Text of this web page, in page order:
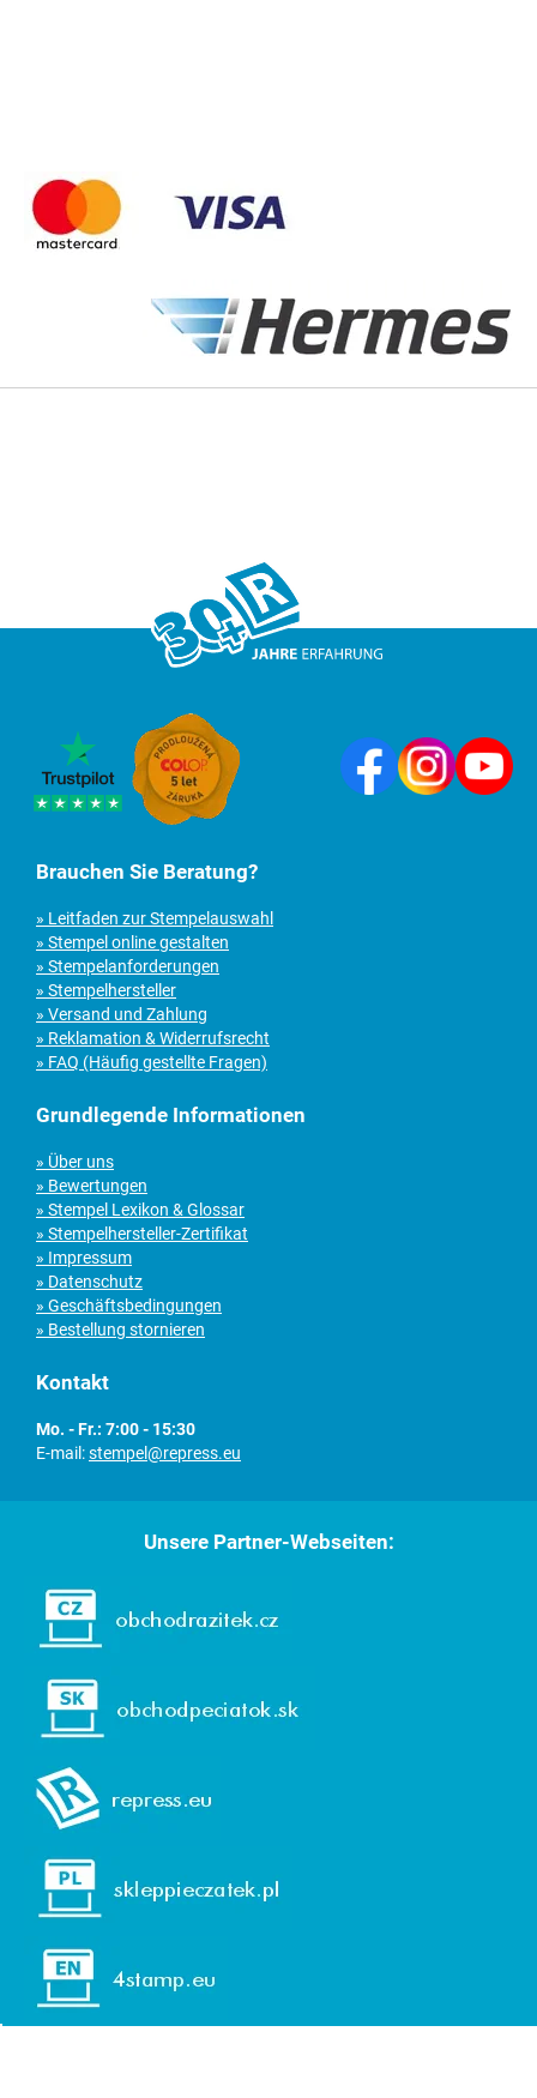
Brauchen Sie Beratung?
» Leitfaden zur Stempelauswahl
» Stempel online gestalten
» Stempelanforderungen
» Stempelhersteller
» Versand und Zahlung
» Reklamation & Widerrufsrecht
» FAQ (Häufig gestellte Fragen)
Grundlegende Informationen
» Über uns
» Bewertungen
» Stempel Lexikon & Glossar
» Stempelhersteller-Zertifikat
» Impressum
» Datenschutz
» Geschäftsbedingungen
» Bestellung stornieren
Kontakt
Mo. - Fr.: 7:00 - 15:30
E-mail:stempel@repress.eu
Unsere Partner-Webseiten: